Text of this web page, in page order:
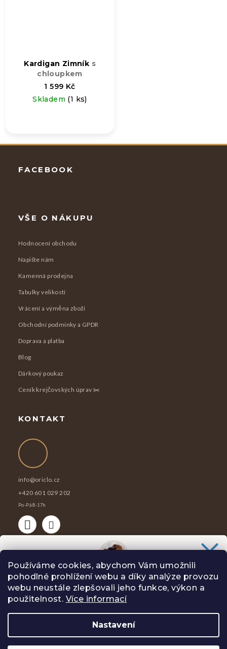
Používáme cookies, abychom Vám umožnili
pohodlné prohlížení webu a díky analýze provozu
webu neustále zlepšovali jeho funkce, výkon a
použitelnost. Více informací
Nastavení
Kardigan Zimník s
chloupkem
1 599 Kč
Skladem (1 ks)
FACEBOOK
VŠE O NÁKUPU
Hodnocení obchodu
Napište nám
Kamenná prodejna
Tabulky velikostí
Vrácení a výměna zboží
Obchodní podmínky a GPDR
Doprava a platba
Blog
Dárkový poukaz
Ceník krejčovských úprav ✂️
KONTAKT
info@oriclo.cz
+420 601 029 202
Po-Pá 8-17h
Copyright 2026Oriclo . Všechna práva vyhrazena.
Chceš slevu 100 Kč na svůj nákup?
Slibuji Ti na psí uši, že Tě nebudu spamovat zbytečnostmi.
ANO, CHCI